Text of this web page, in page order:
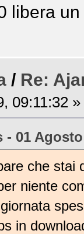
libera
/ Re:
09:11:32 »
01 Agosto
che stai
niente
in